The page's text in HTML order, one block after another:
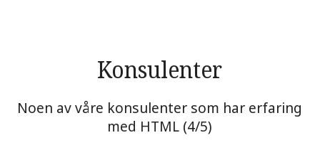
Konsulenter
Noen av våre konsulenter som har erfaring
med HTML (4/5)